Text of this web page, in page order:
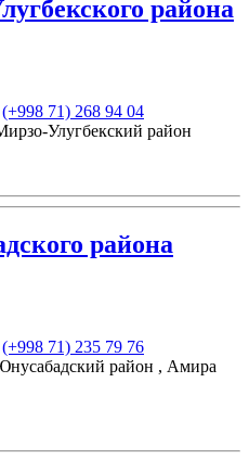
района
(+998 71) 268 94 04
Улугбекский район
района
(+998 71) 235 79 76
район , Амира